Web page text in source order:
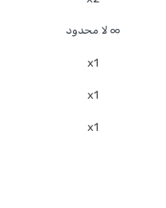
∞ لا محدود
x1
x1
x1